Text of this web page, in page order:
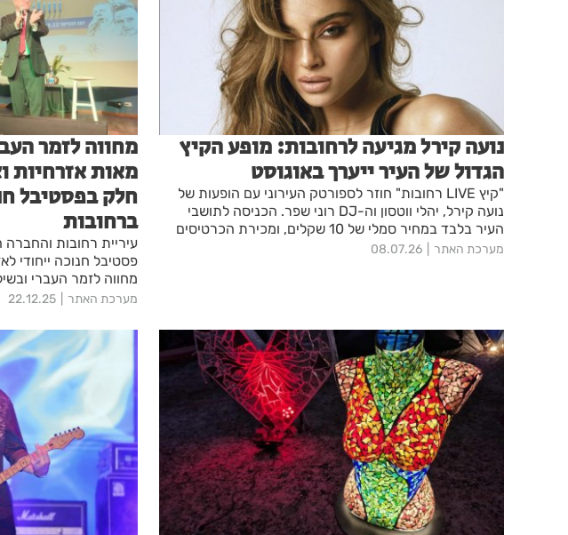
נועה קירל מגיעה לרחובות: מופע הקיץ
הגדול של העיר ייערך באוגוסט
"קיץ LIVE רחובות" חוזר לספורטק העירוני עם הופעות של
נועה קירל, יהלי ווטסון וה-DJ רוני שפר. הכניסה לתושבי
העיר בלבד במחיר סמלי של 10 שקלים, ומכירת הכרטיסים
תיפתח ב-13 ביולי.
מערכת האתר 08.07.26
מחווה לזמר
מאות אזרחיות
חלק בפסטיבל
ברחובות
עיריית רחובות והחברה
פסטיבל חנוכה ייחודי
מחווה לזמר העברי
מוזיקה, העצמה ומפגש
מערכת האתר 22.12.25